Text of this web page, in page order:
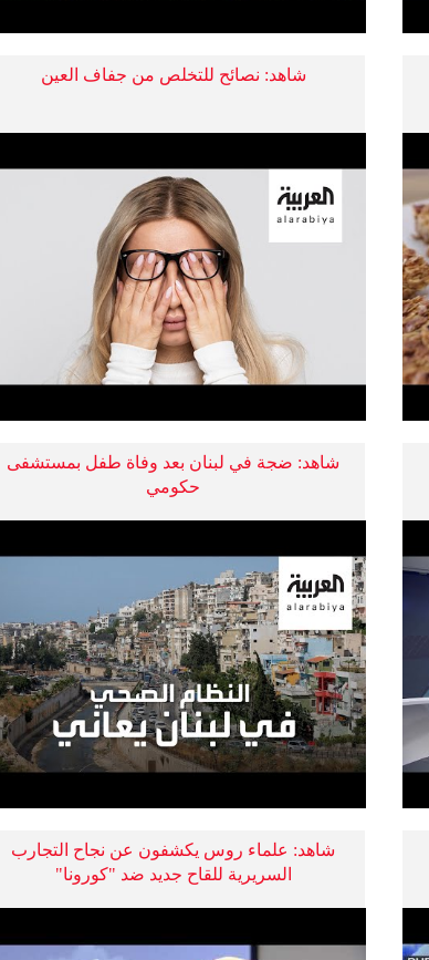
شاهد: نصائح للتخلص من جفاف العين
شاهد: ضجة في لبنان بعد وفاة طفل بمستشفى
حكومي
شاهد: علماء روس يكشفون عن نجاح التجارب
السريرية للقاح جديد ضد "كورونا"